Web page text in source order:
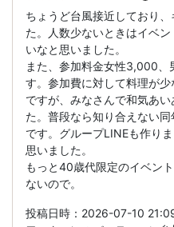
ちょうど台風接近しており
た。人数少ないときはイベ
いなと思いました。
また、参加料金女性3,000
す。参加費に対して料理が少
ですが、みなさんで和気あ
た。普段なら知り合えない
です。グループLINEも作り
思いました。
もっと40歳代限定のイベン
ないので。
投稿日時：2026-07-10